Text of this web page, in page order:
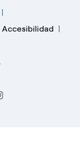
Accesibilidad